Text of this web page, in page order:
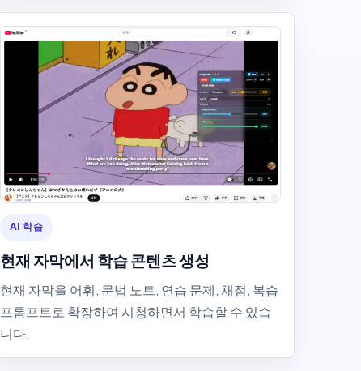
AI 학습
현재 자막에서 학습 콘텐츠 생성
현재 자막을 어휘, 문법 노트, 연습 문제, 채점, 복습
프롬프트로 확장하여 시청하면서 학습할 수 있습
니다.